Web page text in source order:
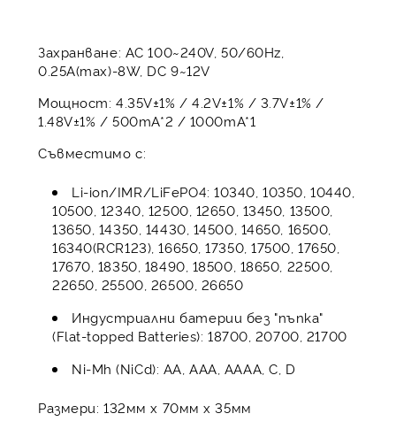
Захранване: AC 100~240V, 50/60Hz,
0.25A(max)-8W, DC 9~12V
Мощност: 4.35V±1% / 4.2V±1% / 3.7V±1% /
1.48V±1% / 500mA*2 / 1000mA*1
Съвместимо с:
Li-ion/IMR/LiFePO4: 10340, 10350, 10440,
10500, 12340, 12500, 12650, 13450, 13500,
13650, 14350, 14430, 14500, 14650, 16500,
16340(RCR123), 16650, 17350, 17500, 17650,
17670, 18350, 18490, 18500, 18650, 22500,
22650, 25500, 26500, 26650
Индустриални батерии без "пъпка"
(Flat-topped Batteries): 18700, 20700, 21700
Ni-Mh (NiCd): AA, AAA, AAAA, C, D
Размери: 132мм x 70мм x 35мм